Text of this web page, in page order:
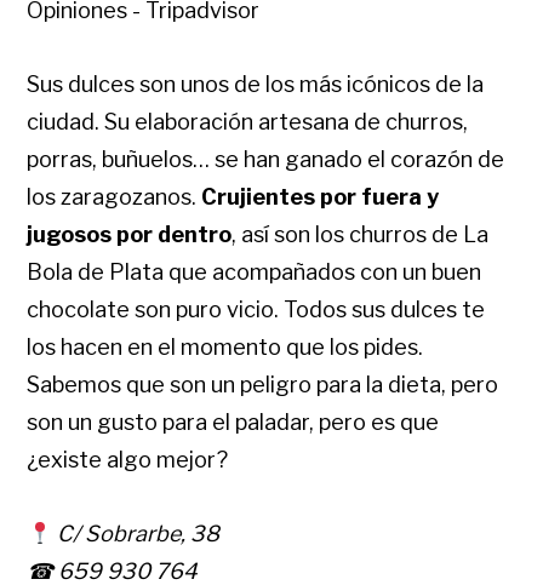
Sus dulces son unos de los más icónicos de la
ciudad. Su elaboración artesana de churros,
porras, buñuelos… se han ganado el corazón de
los zaragozanos. Crujientes por fuera y
jugosos por dentro, así son los churros de La
Bola de Plata que acompañados con un buen
chocolate son puro vicio. Todos sus dulces te
los hacen en el momento que los pides.
Sabemos que son un peligro para la dieta, pero
son un gusto para el paladar, pero es que
¿existe algo mejor?
C/ Sobrarbe, 38
☎ 659 930 764